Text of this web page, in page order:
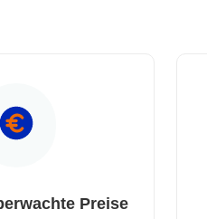
Preise